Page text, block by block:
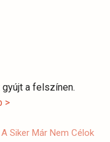
a felszínen.
>
Siker Már Nem Célok